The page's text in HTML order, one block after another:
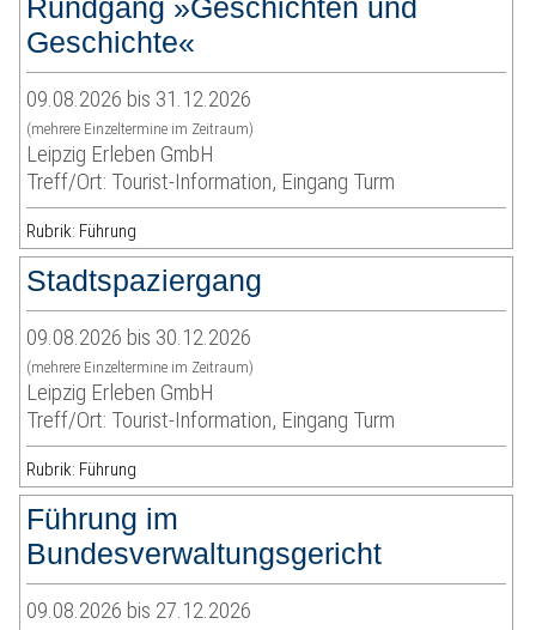
Rundgang »Geschichten und
Geschichte«
09.08.2026 bis 31.12.2026
(mehrere Einzeltermine im Zeitraum)
Leipzig Erleben GmbH
Treff/Ort: Tourist-Information, Eingang Turm
Rubrik: Führung
Stadtspaziergang
09.08.2026 bis 30.12.2026
(mehrere Einzeltermine im Zeitraum)
Leipzig Erleben GmbH
Treff/Ort: Tourist-Information, Eingang Turm
Rubrik: Führung
Führung im
Bundesverwaltungsgericht
09.08.2026 bis 27.12.2026